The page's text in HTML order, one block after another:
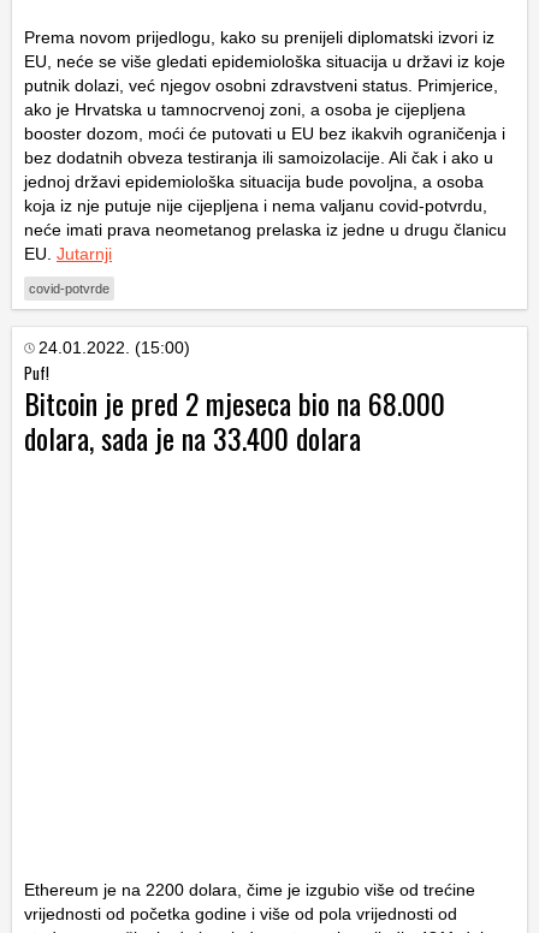
Prema novom prijedlogu, kako su prenijeli diplomatski izvori iz
EU, neće se više gledati epidemiološka situacija u državi iz koje
putnik dolazi, već njegov osobni zdravstveni status. Primjerice,
ako je Hrvatska u tamnocrvenoj zoni, a osoba je cijepljena
booster dozom, moći će putovati u EU bez ikakvih ograničenja i
bez dodatnih obveza testiranja ili samoizolacije. Ali čak i ako u
jednoj državi epidemiološka situacija bude povoljna, a osoba
koja iz nje putuje nije cijepljena i nema valjanu covid-potvrdu,
neće imati prava neometanog prelaska iz jedne u drugu članicu
EU. Jutarnji
covid-potvrde
24.01.2022. (15:00)
Puf!
Bitcoin je pred 2 mjeseca bio na 68.000
dolara, sada je na 33.400 dolara
Ethereum je na 2200 dolara, čime je izgubio više od trećine
vrijednosti od početka godine i više od pola vrijednosti od